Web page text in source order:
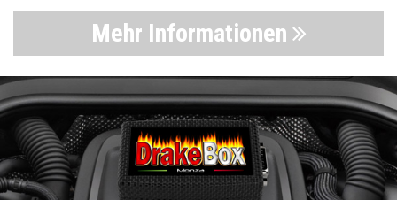
Mehr Informationen